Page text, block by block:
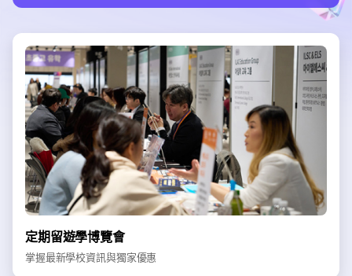
定期留遊學博覽會
掌握最新學校資訊與獨家優惠